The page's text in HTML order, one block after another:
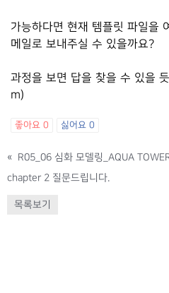
가능하다면 현재 템플릿 파일을
메일로 보내주실 수 있을까요?
과정을 보면 답을 찾을 수 있을
m)
좋아요 0 싫어요 0
« R05_06 심화 모델링_AQUA
chapter 2 질문드립니다.
목록보기